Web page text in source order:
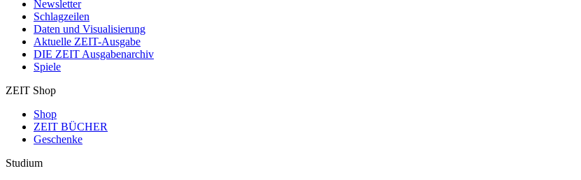
Newsletter
Schlagzeilen
Daten und Visualisierung
Aktuelle ZEIT-Ausgabe
DIE ZEIT Ausgabenarchiv
Spiele
ZEIT Shop
Shop
ZEIT BÜCHER
Geschenke
Studium